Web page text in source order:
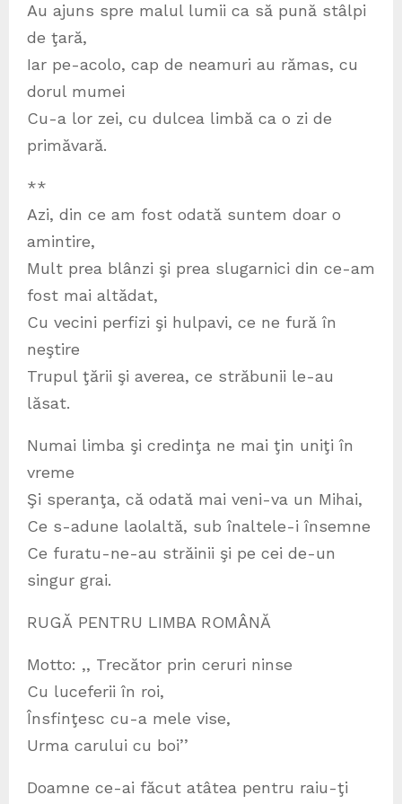
Au ajuns spre malul lumii ca să pună stâlpi
de ţară,
Iar pe-acolo, cap de neamuri au rămas, cu
dorul mumei
Cu-a lor zei, cu dulcea limbă ca o zi de
primăvară.
**
Azi, din ce am fost odată suntem doar o
amintire,
Mult prea blânzi şi prea slugarnici din ce-am
fost mai altădat,
Cu vecini perfizi şi hulpavi, ce ne fură în
neştire
Trupul ţării şi averea, ce străbunii le-au
lăsat.
Numai limba şi credinţa ne mai ţin uniţi în
vreme
Şi speranţa, că odată mai veni-va un Mihai,
Ce s-adune laolaltă, sub înaltele-i însemne
Ce furatu-ne-au străinii şi pe cei de-un
singur grai.
RUGĂ PENTRU LIMBA ROMÂNĂ
Motto: ,, Trecător prin ceruri ninse
Cu luceferii în roi,
Însfinţesc cu-a mele vise,
Urma carului cu boi’’
Doamne ce-ai făcut atâtea pentru raiu-ţi